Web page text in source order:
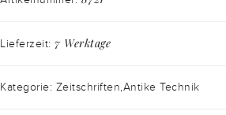
Lieferzeit: 7 Werktage
Kategorie: Zeitschriften,Antike Technik